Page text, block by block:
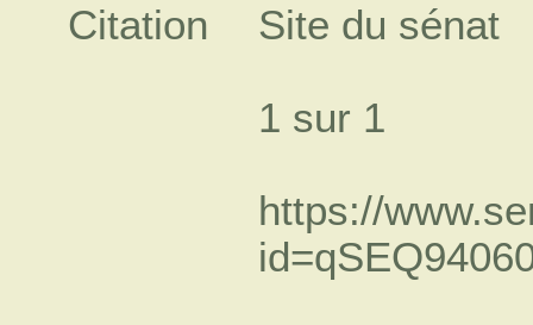
Citation
Site du sénat
1 sur 1
https://